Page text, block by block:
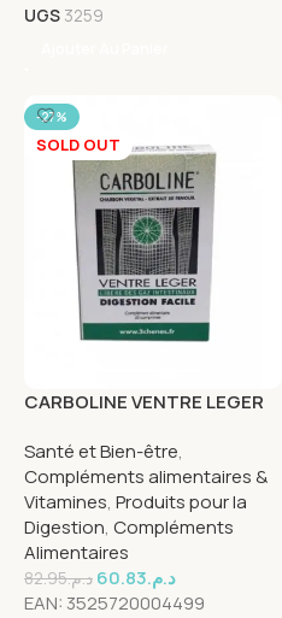
UGS 3259
-27%
SOLD OUT
CARBOLINE VENTRE LEGER
Santé et Bien-être,
Compléments alimentaires &
Vitamines, Produits pour la
Digestion, Compléments
Alimentaires
د.م.82.95 د.م.60.83
EAN: 3525720004499